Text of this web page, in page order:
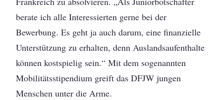
berate ich alle Interessierten gerne bei der
Bewerbung. Es geht ja auch darum, eine finanzielle
Unterstützung zu erhalten, denn Auslandsaufenthalte
können kostspielig sein.“ Mit dem sogenannten
Mobilitätsstipendium greift das DFJW jungen
Menschen unter die Arme.